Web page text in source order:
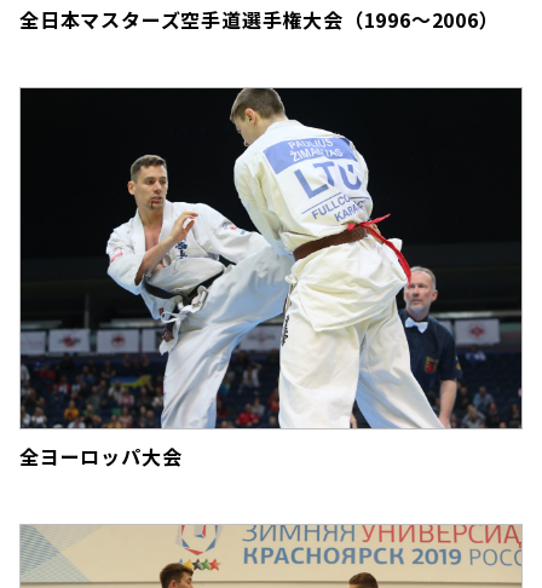
全日本マスターズ空手道選手権大会（1996～2006）
全ヨーロッパ大会